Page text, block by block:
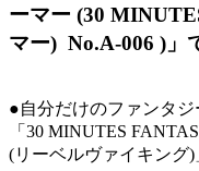
ーマー (30
マー) No.A-006 )」
●自分だけのファンタ
「30 MINUTES
(リーベルヴァイキング)